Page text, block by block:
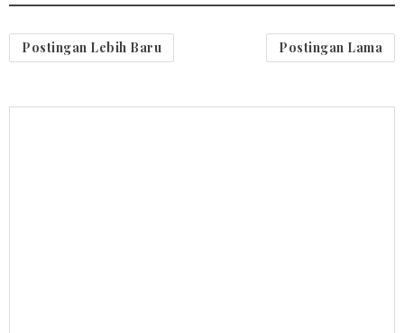
Postingan Lebih Baru Postingan Lama